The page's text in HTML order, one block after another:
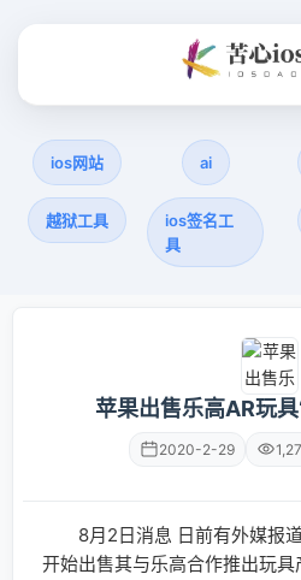
ios网站 ai
越狱工具
ios签名工
具
苹果出售乐高AR玩
2020-2-29
8月2日消息 日前有外媒报道
开始出售其与乐高合作推出玩